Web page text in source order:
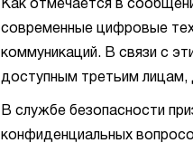
Как отмечается в
современные цифровые
коммуникаций. В связи с
доступным третьим лицам,
В службе безопасности
конфиденциальных